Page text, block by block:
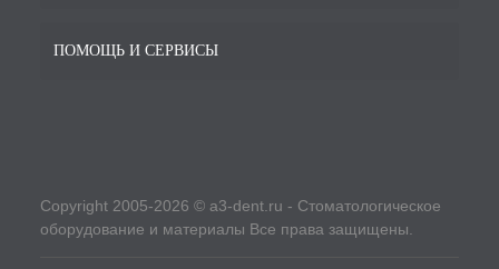
ПОМОЩЬ И СЕРВИСЫ
Copyright 2005-2026 © a3-dent.ru - Стоматологическое
оборудование и материалы Все права защищены.